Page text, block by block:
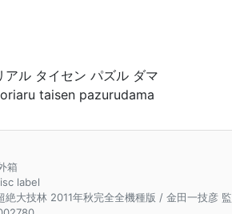
アル タイセン パズル ダマ
taisen pazurudama
箱
label
大技林 2011年秋完全全機種版 / 金田一技彦 監